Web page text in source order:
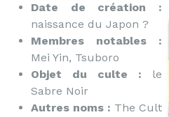
Date de création :
naissance du Japon ?
Membres notables :
Mei Yin, Tsuboro
Objet du culte : le
Sabre Noir
Autres noms : The Cult